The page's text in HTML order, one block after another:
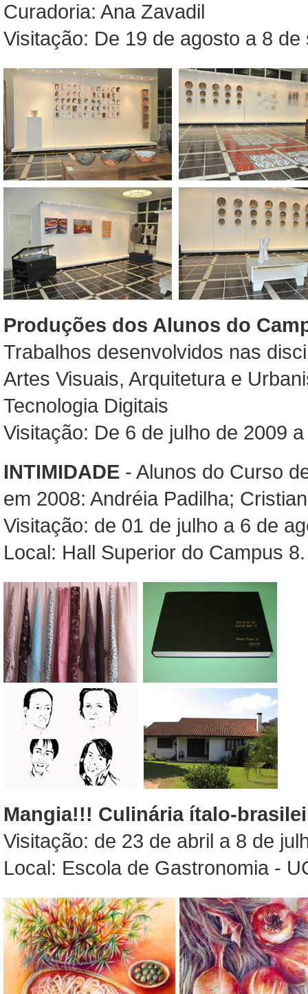
Curadoria: Ana Zavadil
Visitação: De 19 de agosto a 8
Produções dos Alunos do
Trabalhos desenvolvidos nas
Artes Visuais, Arquitetura e
Tecnologia Digitais
Visitação: De 6 de julho de 2009
INTIMIDADE - Alunos do Curso
em 2008: Andréia Padilha;
Visitação: de 01 de julho a 6 de
Local: Hall Superior do Campus 8.
Mangia!!! Culinária ítalo-
Visitação: de 23 de abril a 8 de
Local: Escola de Gastronomia -